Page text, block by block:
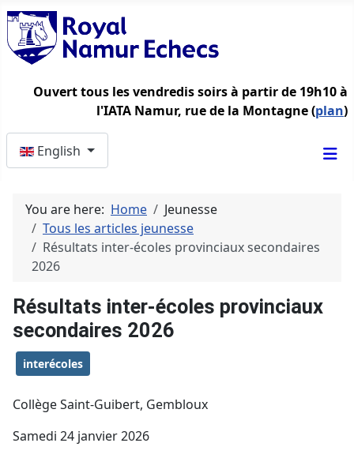
Ouvert tous les vendredis soirs à partir de 19h10 à
l'IATA Namur, rue de la Montagne (plan)
English
You are here: Home
Jeunesse
Tous les articles jeunesse
Résultats inter-écoles provinciaux secondaires
2026
Résultats inter-écoles provinciaux
secondaires 2026
interécoles
Collège Saint-Guibert, Gembloux
Samedi 24 janvier 2026